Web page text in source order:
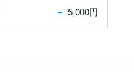
＋ 5,000円